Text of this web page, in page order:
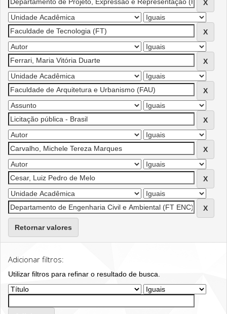
Retornar valores
Adicionar filtros:
Utilizar filtros para refinar o resultado de busca.